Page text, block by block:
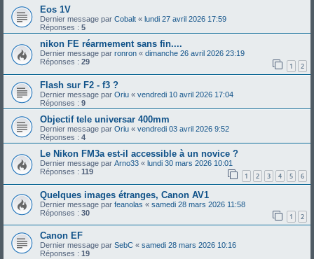
Eos 1V
Dernier message par Cobalt « lundi 27 avril 2026 17:59
Réponses : 5
nikon FE réarmement sans fin....
Dernier message par ronron « dimanche 26 avril 2026 23:19
Réponses : 29 1 2
Flash sur F2 - f3 ?
Dernier message par Oriu « vendredi 10 avril 2026 17:04
Réponses : 9
Objectif tele universar 400mm
Dernier message par Oriu « vendredi 03 avril 2026 9:52
Réponses : 4
Le Nikon FM3a est-il accessible à un novice ?
Dernier message par Arno33 « lundi 30 mars 2026 10:01
Réponses : 119 1 2 3 4 5 6
Quelques images étranges, Canon AV1
Dernier message par feanolas « samedi 28 mars 2026 11:58
Réponses : 30 1 2
Canon EF
Dernier message par SebC « samedi 28 mars 2026 10:16
Réponses : 19